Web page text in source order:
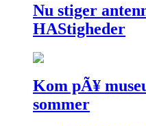
Nu stiger
HAStigheder
Kom pÃ¥
sommer